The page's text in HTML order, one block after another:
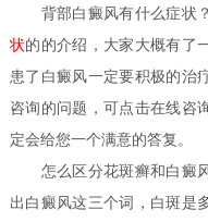
背部白癜风有什么症状？
状的的介绍，大家大概有了
患了白癜风一定要积极的治
咨询的问题，可点击在线咨
定会给您一个满意的答复。
怎么区分花斑癣和白癜
出白癜风这三个词，白斑是